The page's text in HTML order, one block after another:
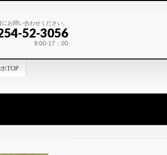
にお問い合わせください。
52-3056
9:00-17：00
TOP